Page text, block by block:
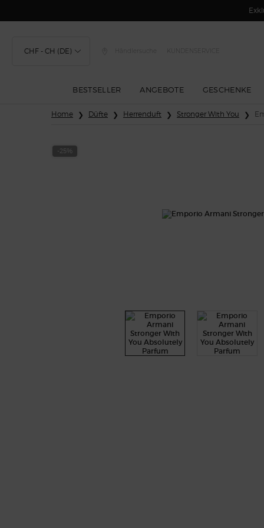
CHF - CH (DE) Händlersuche KUNDENSERVICE
BESTSELLER ANGEBOTE GESCHENKE
Home Düfte Herrenduft Stronger With You
-25%